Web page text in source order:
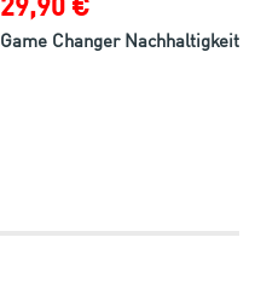
29,90 €
Game Changer Nachhaltigkeit